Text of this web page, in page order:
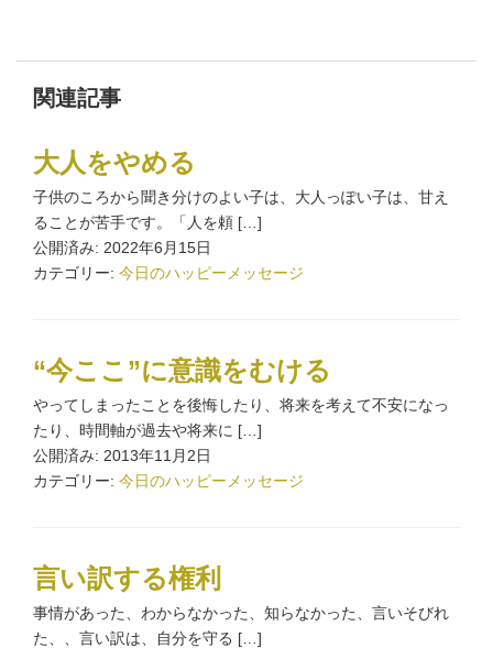
関連記事
大人をやめる
子供のころから聞き分けのよい子は、大人っぽい子は、甘え
ることが苦手です。「人を頼 […]
公開済み: 2022年6月15日
カテゴリー: 今日のハッピーメッセージ
“今ここ”に意識をむける
やってしまったことを後悔したり、将来を考えて不安になっ
たり、時間軸が過去や将来に […]
公開済み: 2013年11月2日
カテゴリー: 今日のハッピーメッセージ
言い訳する権利
事情があった、わからなかった、知らなかった、言いそびれ
た、、言い訳は、自分を守る […]